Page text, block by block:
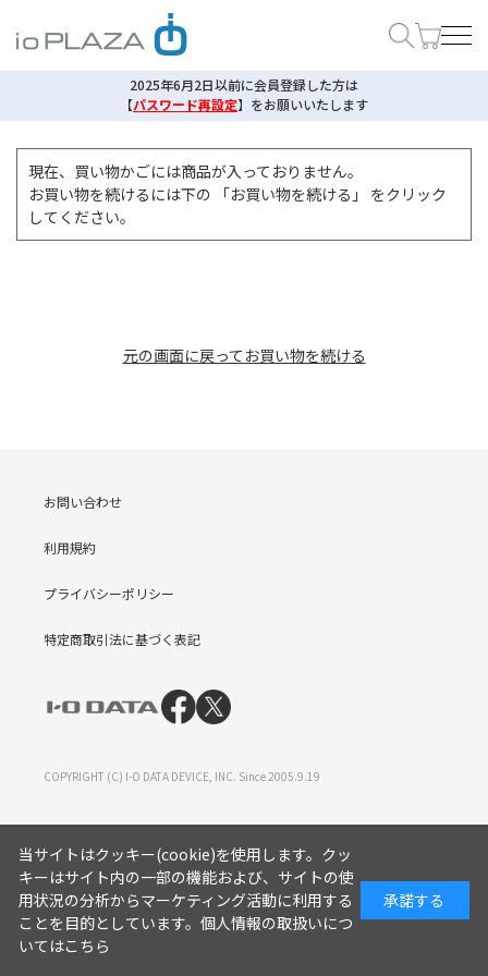
2025年6月2日以前に会員登録した方は
【パスワード再設定】 をお願いいたします
現在、買い物かごには商品が入っておりません。
お買い物を続けるには下の 「お買い物を続ける」 をクリック
してください。
元の画面に戻ってお買い物を続ける
お問い合わせ
利用規約
プライバシーポリシー
特定商取引法に基づく表記
COPYRIGHT (C) I-O DATA DEVICE, INC. Since 2005.9.19
当サイトはクッキー(cookie)を使用します。クッ
キーはサイト内の一部の機能および、サイトの使
用状況の分析からマーケティング活動に利用する
ことを目的としています。 個人情報の取扱いにつ
いてはこちら
承諾する